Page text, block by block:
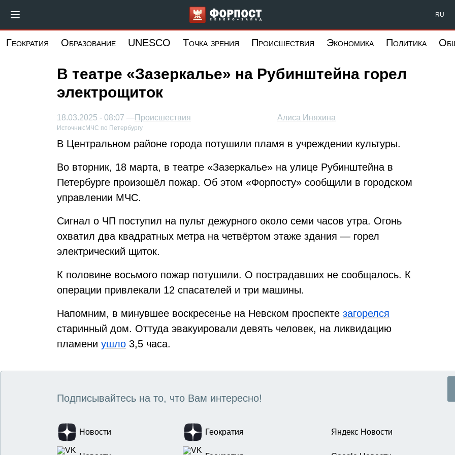
основному
Форпост Северо-Запад RU
Геократия Образование UNESCO Точка зрения Происшествия Экономика Политика
В театре «Зазеркалье» на Рубинштейна горел
электрощиток
Алиса Иняхина
18.03.2025 - 08:07 —Происшествия
Источник: МЧС по Петербургу
В Центральном районе города потушили пламя в учреждении культуры.
Во вторник, 18 марта, в театре «Зазеркалье» на улице Рубинштейна в
Петербурге произошёл пожар. Об этом «Форпосту» сообщили в городском
управлении МЧС.
Сигнал о ЧП поступил на пульт дежурного около семи часов утра. Огонь
охватил два квадратных метра на четвёртом этаже здания — горел
электрический щиток.
К половине восьмого пожар потушили. О пострадавших не сообщалось. К
операции привлекали 12 спасателей и три машины.
Напомним, в минувшее воскресенье на Невском проспекте загорелся
старинный дом. Оттуда эвакуировали девять человек, на ликвидацию
пламени ушло 3,5 часа.
Подписывайтесь на то, что Вам интересно!
Новости Геократия Яндекс Новости